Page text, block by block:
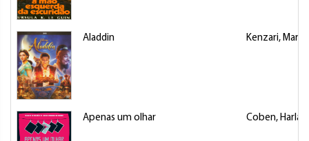
Aladdin Kenzari,
Apenas um olhar Coben, Harlan